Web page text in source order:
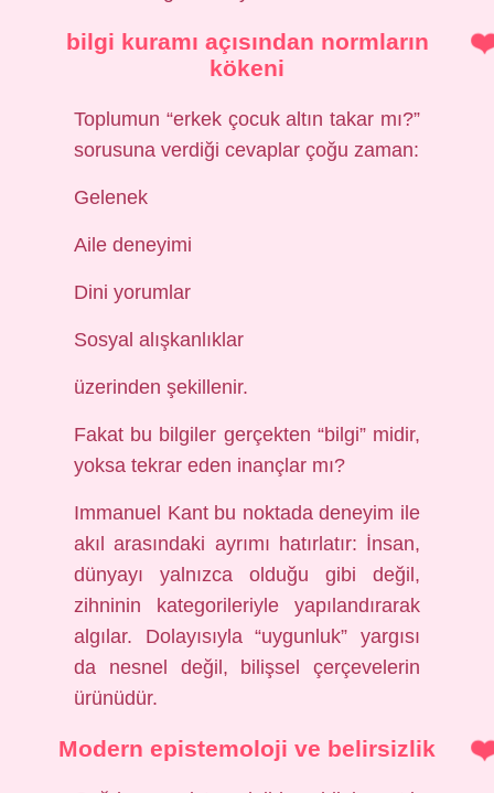
bilgi kuramı açısından normların
kökeni
Toplumun “erkek çocuk altın takar mı?”
sorusuna verdiği cevaplar çoğu zaman:
Gelenek
Aile deneyimi
Dini yorumlar
Sosyal alışkanlıklar
üzerinden şekillenir.
Fakat bu bilgiler gerçekten “bilgi” midir,
yoksa tekrar eden inançlar mı?
Immanuel Kant bu noktada deneyim ile
akıl arasındaki ayrımı hatırlatır: İnsan,
dünyayı yalnızca olduğu gibi değil,
zihninin kategorileriyle yapılandırarak
algılar. Dolayısıyla “uygunluk” yargısı
da nesnel değil, bilişsel çerçevelerin
ürünüdür.
Modern epistemoloji ve belirsizlik